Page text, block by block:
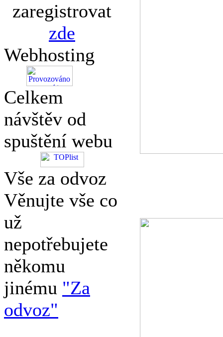
zaregistrovat
zde
Webhosting
Celkem
návštěv od
spuštění webu
Vše za odvoz
Věnujte vše co
už
nepotřebujete
někomu
jinému "Za
odvoz"